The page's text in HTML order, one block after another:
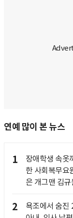
연예 많이 본 뉴스
1
장애학생 속옷
한 사회복무
은 개그맨 김규
2
욕조에서 숨진